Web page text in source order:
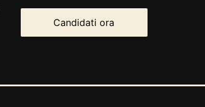
Candidati ora